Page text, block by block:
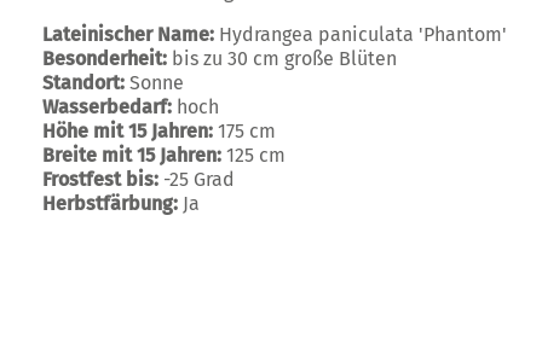
Lateinischer Name: Hydrangea paniculata 'Phantom'
Besonderheit: bis zu 30 cm große Blüten
Standort: Sonne
Wasserbedarf: hoch
Höhe mit 15 Jahren: 175 cm
Breite mit 15 Jahren: 125 cm
Frostfest bis: -25 Grad
Herbstfärbung: Ja